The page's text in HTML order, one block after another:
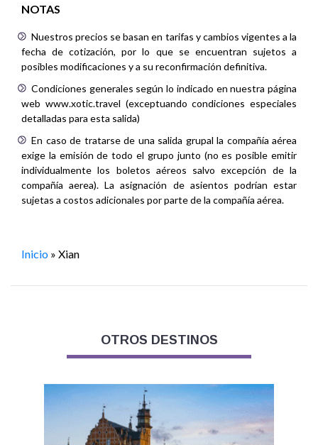
NOTAS
Nuestros precios se basan en tarifas y cambios vigentes a la
fecha de cotización, por lo que se encuentran sujetos a
posibles modificaciones y a su reconfirmación definitiva.
Condiciones generales según lo indicado en nuestra página
web www.xotic.travel (exceptuando condiciones especiales
detalladas para esta salida)
En caso de tratarse de una salida grupal la compañía aérea
exige la emisión de todo el grupo junto (no es posible emitir
individualmente los boletos aéreos salvo excepción de la
compañía aerea). La asignación de asientos podrían estar
sujetas a costos adicionales por parte de la compañía aérea.
Inicio » Xian
OTROS DESTINOS